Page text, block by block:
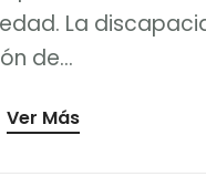
La
de...
Ver Más